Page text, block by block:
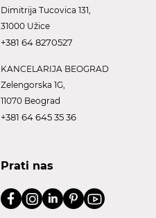
Dimitrija Tucovica 131,
31000 Užice
+381 64 8270527
KANCELARIJA BEOGRAD
Zelengorska 1G,
11070 Beograd
+381 64 645 35 36
Prati nas